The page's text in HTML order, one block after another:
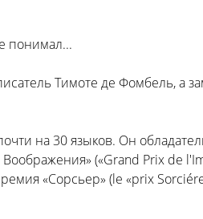
понимал...
Тимоте де Фомбель, а
на 30 языков. Он
(«Grand Prix de
«Сорсьер» (le «prix